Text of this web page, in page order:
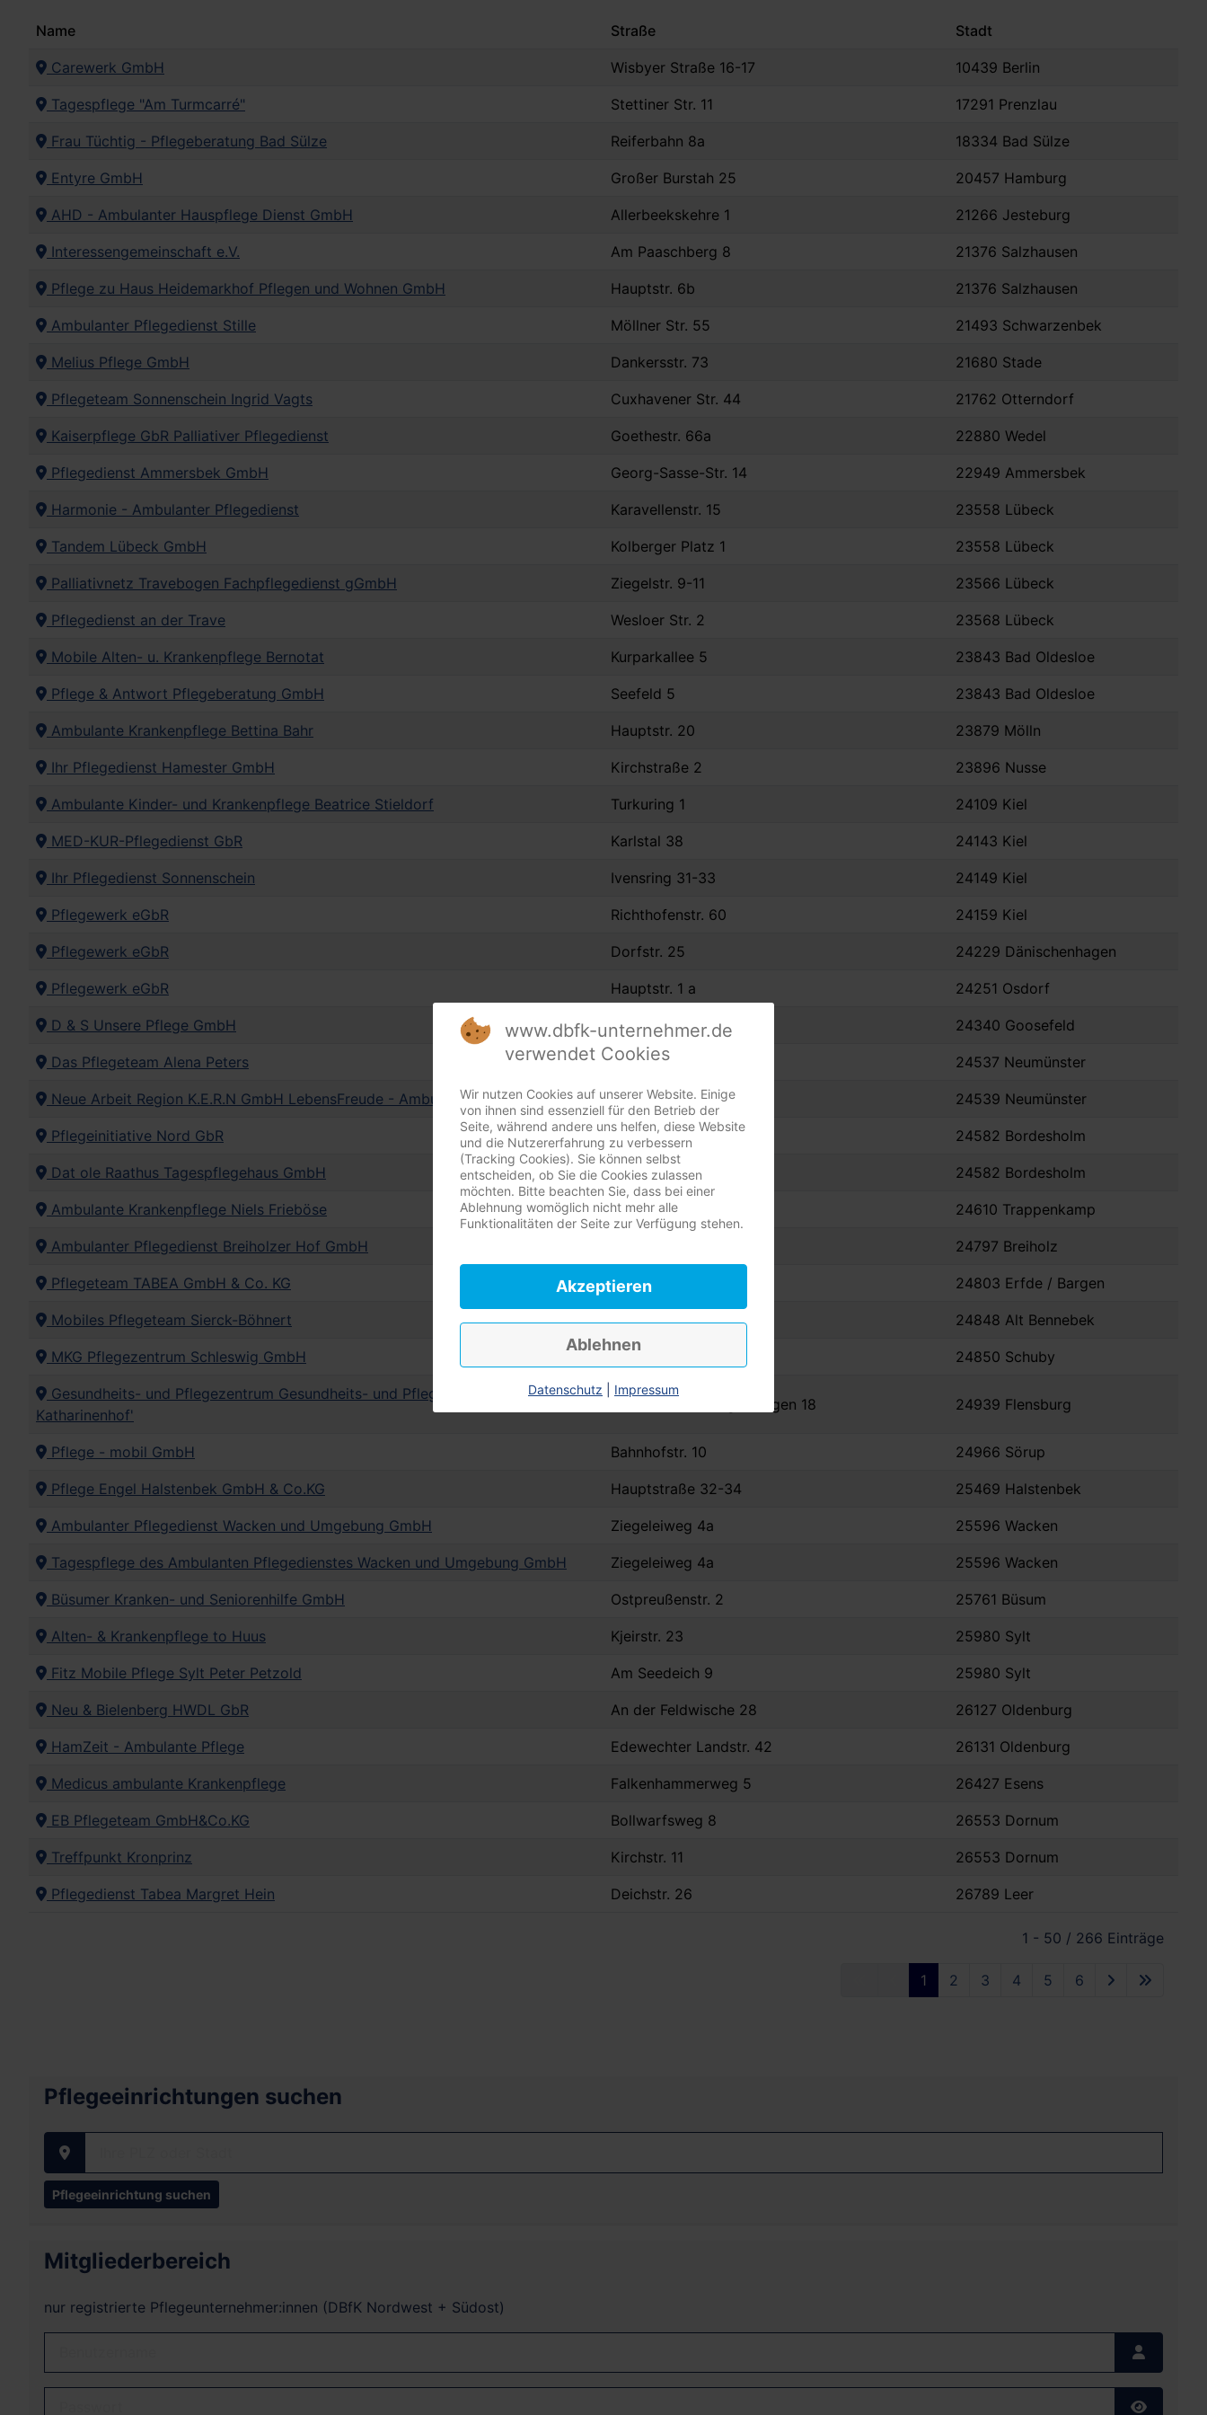
Name Straße Stadt
Carewerk GmbH Wisbyer Straße 16-17 10439 Berlin
Tagespflege "Am Turmcarré" Stettiner Str. 11 17291 Prenzlau
Frau Tüchtig - Pflegeberatung Bad Sülze Reiferbahn 8a 18334 Bad Sülze
Entyre GmbH Großer Burstah 25 20457 Hamburg
AHD - Ambulanter Hauspflege Dienst GmbH Allerbeekskehre 1 21266 Jesteburg
Interessengemeinschaft e.V. Am Paaschberg 8 21376 Salzhausen
Pflege zu Haus Heidemarkhof Pflegen und Wohnen GmbH Hauptstr. 6b 21376 Salzhausen
Ambulanter Pflegedienst Stille Möllner Str. 55 21493 Schwarzenbek
Melius Pflege GmbH Dankersstr. 73 21680 Stade
Pflegeteam Sonnenschein Ingrid Vagts Cuxhavener Str. 44 21762 Otterndorf
Kaiserpflege GbR Palliativer Pflegedienst Goethestr. 66a 22880 Wedel
Pflegedienst Ammersbek GmbH Georg-Sasse-Str. 14 22949 Ammersbek
Harmonie - Ambulanter Pflegedienst Karavellenstr. 15 23558 Lübeck
Tandem Lübeck GmbH Kolberger Platz 1 23558 Lübeck
Palliativnetz Travebogen Fachpflegedienst gGmbH Ziegelstr. 9-11 23566 Lübeck
Pflegedienst an der Trave Wesloer Str. 2 23568 Lübeck
Mobile Alten- u. Krankenpflege Bernotat Kurparkallee 5 23843 Bad Oldesloe
Pflege & Antwort Pflegeberatung GmbH Seefeld 5 23843 Bad Oldesloe
Ambulante Krankenpflege Bettina Bahr Hauptstr. 20 23879 Mölln
Ihr Pflegedienst Hamester GmbH Kirchstraße 2 23896 Nusse
Ambulante Kinder- und Krankenpflege Beatrice Stieldorf Turkuring 1 24109 Kiel
MED-KUR-Pflegedienst GbR Karlstal 38 24143 Kiel
Ihr Pflegedienst Sonnenschein Ivensring 31-33 24149 Kiel
Pflegewerk eGbR Richthofenstr. 60 24159 Kiel
Pflegewerk eGbR Dorfstr. 25 24229 Dänischenhagen
Pflegewerk eGbR Hauptstr. 1 a 24251 Osdorf
D & S Unsere Pflege GmbH Ravenshorster Weg 15 24340 Goosefeld
Das Pflegeteam Alena Peters Memellandstr. 16 24537 Neumünster
Neue Arbeit Region K.E.R.N GmbH LebensFreude - Ambulanter Pflegedienst Rügenstr. 5 24539 Neumünster
Pflegeinitiative Nord GbR Bahnhofstr. 55 24582 Bordesholm
Dat ole Raathus Tagespflegehaus GmbH Marktplatz 1 24582 Bordesholm
Ambulante Krankenpflege Niels Frieböse Danziger Str. 12a 24610 Trappenkamp
Ambulanter Pflegedienst Breiholzer Hof GmbH 24797 Breiholz
Pflegeteam TABEA GmbH & Co. KG Langeckern 7 24803 Erfde / Bargen
Mobiles Pflegeteam Sierck-Böhnert Sprillbek 2 24848 Alt Bennebek
MKG Pflegezentrum Schleswig GmbH 24850 Schuby
Gesundheits- und Pflegezentrum Gesundheits- und Pflegezentrum 'Am
Katharinenhof'
Otto-Heinrich-Engel-Bogen 18 24939 Flensburg
Pflege - mobil GmbH Bahnhofstr. 10 24966 Sörup
Pflege Engel Halstenbek GmbH & Co.KG Hauptstraße 32-34 25469 Halstenbek
Ambulanter Pflegedienst Wacken und Umgebung GmbH Ziegeleiweg 4a 25596 Wacken
Tagespflege des Ambulanten Pflegedienstes Wacken und Umgebung GmbH Ziegeleiweg 4a 25596 Wacken
Büsumer Kranken- und Seniorenhilfe GmbH Ostpreußenstr. 2 25761 Büsum
Alten- & Krankenpflege to Huus Kjeirstr. 23 25980 Sylt
Fitz Mobile Pflege Sylt Peter Petzold Am Seedeich 9 25980 Sylt
Neu & Bielenberg HWDL GbR An der Feldwische 28 26127 Oldenburg
HamZeit - Ambulante Pflege Edewechter Landstr. 42 26131 Oldenburg
Medicus ambulante Krankenpflege Falkenhammerweg 5 26427 Esens
EB Pflegeteam GmbH&Co.KG Bollwarfsweg 8 26553 Dornum
Treffpunkt Kronprinz Kirchstr. 11 26553 Dornum
Pflegedienst Tabea Margret Hein Deichstr. 26 26789 Leer
1 - 50 / 266 Einträge
1 2 3 4 5 6
Pflegeeinrichtungen suchen
Ihre PLZ oder Stadt
Mitgliederbereich
nur registrierte Pflegeunternehmer:innen (DBfK Nordwest + Südost)
www.dbfk-unternehmer.de
verwendet Cookies
Wir nutzen Cookies auf unserer Website. Einige
von ihnen sind essenziell für den Betrieb der
Seite, während andere uns helfen, diese Website
und die Nutzererfahrung zu verbessern
(Tracking Cookies). Sie können selbst
entscheiden, ob Sie die Cookies zulassen
möchten. Bitte beachten Sie, dass bei einer
Ablehnung womöglich nicht mehr alle
Funktionalitäten der Seite zur Verfügung stehen.
Akzeptieren
Ablehnen
Datenschutz Impressum